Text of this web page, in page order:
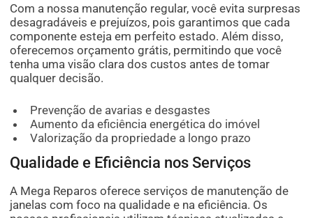
Com a nossa manutenção regular, você evita surpresas
desagradáveis e prejuízos, pois garantimos que cada
componente esteja em perfeito estado. Além disso,
oferecemos orçamento grátis, permitindo que você
tenha uma visão clara dos custos antes de tomar
qualquer decisão.
Prevenção de avarias e desgastes
Aumento da eficiência energética do imóvel
Valorização da propriedade a longo prazo
Qualidade e Eficiência nos Serviços
A Mega Reparos oferece serviços de manutenção de
janelas com foco na qualidade e na eficiência. Os